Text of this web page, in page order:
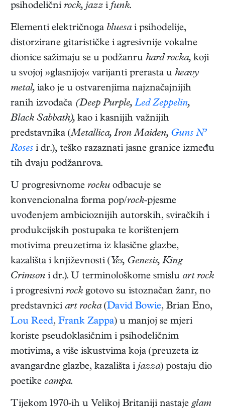
psihodelični rock, jazz ifunk.
Elementi električnoga bluesai psihodelije,
distorzirane gitarističke i agresivnije vokalne
dionice sažimaju se u podžanru hard rocka, koji
u svojoj »glasnijoj« varijanti prerasta u heavy
metal, iako je u ostvarenjima najznačajnijih
ranih izvođača (Deep Purple, Led Zeppelin,
Black Sabbath), kao i kasnijih važnijih
predstavnika (Metallica, Iron Maiden, Guns N’
Roses i dr.), teško razaznati jasne granice između
tih dvaju podžanrova.
U progresivnome rocku odbacuje se
konvencionalna forma pop/rock-pjesme
uvođenjem ambicioznijih autorskih, sviračkih i
produkcijskih postupaka te korištenjem
motivima preuzetima iz klasične glazbe,
kazališta i književnosti (Yes, Genesis, King
Crimson i dr.). U terminološkome smislu art rock
i progresivni rock gotovo su istoznačan žanr, no
predstavnici art rocka(David Bowie, Brian Eno,
Lou Reed, Frank Zappa) u manjoj se mjeri
koriste pseudoklasičnim i psihodeličnim
motivima, a više iskustvima koja (preuzeta iz
avangardne glazbe, kazališta ijazza) postaju dio
poetike campa.
Tijekom 1970-ih u Velikoj Britaniji nastajeglam